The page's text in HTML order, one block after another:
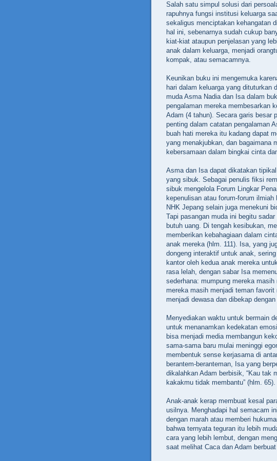
Salah satu simpul solusi dari
rapuhnya fungsi institusi keluarga
sekaligus menciptakan kehangatan
hal ini,‭ ‬sebenarnya sudah cukup
kiat-kiat ataupun penjelasan yang
anak dalam keluarga,‭ ‬menjadi
kompak,‭ ‬atau semacamnya.
Keunikan buku ini mengemuka
hari dalam keluarga yang dituturkan
muda Asma Nadia dan Isa dalam
pengalaman mereka membesarkan
Adam‭ (‬4‭ ‬tahun‭)‬.‭ ‬Secara garis besar
penting dalam catatan pengalaman
buah hati mereka itu kadang dapat
yang menakjubkan,‭ ‬dan bagaimana
kebersamaan dalam bingkai cinta
Asma dan Isa dapat dikatakan
yang sibuk.‭ ‬Sebagai penulis fiksi
sibuk mengelola Forum Lingkar
kepenulisan atau forum-forum
NHK Jepang selain juga menekuni
‬Tapi pasangan muda ini begitu
butuh uang.‭ ‬Di tengah kesibukan,‭
memberikan kebahagiaan dalam
anak mereka‭ (‬hlm.‭ ‬111‭)‬.‭ ‬Isa,‭ ‬yang
dongeng interaktif untuk anak,‭
kantor oleh kedua anak mereka
rasa lelah,‭ ‬dengan sabar Isa
sederhana:‭ ‬mumpung mereka
mereka masih menjadi teman
menjadi dewasa dan dibekap
Menyediakan waktu untuk bermain
untuk menanamkan kedekatan
bisa menjadi media membangun
sama-sama baru mulai meninggi
membentuk‭ ‬sense kerjasama di
berantem-beranteman,‭ ‬Isa yang
dikalahkan Adam berbisik,‭ “‬Kau tak
kakakmu tidak membantu‭” (‬hlm.‭ ‬65‭)‬.
Anak-anak kerap membuat kesal
usilnya.‭ ‬Menghadapi hal semacam
dengan marah atau memberi
bahwa ternyata teguran itu lebih
cara yang lebih lembut,‭ ‬dengan
saat melihat Caca dan Adam